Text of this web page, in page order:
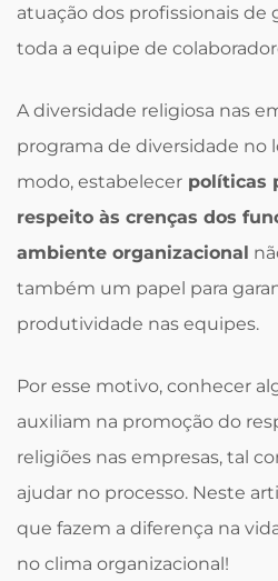
atuação dos profissionais de
toda a equipe de
A diversidade religiosa nas
programa de diversidade no
modo, estabelecer políticas
respeito às crenças dos
ambiente organizacional
também um papel para
produtividade nas equipes.
Por esse motivo, conhecer
auxiliam na promoção do
religiões nas empresas, tal
ajudar no processo. Neste
que fazem a diferença na
no clima organizacional!